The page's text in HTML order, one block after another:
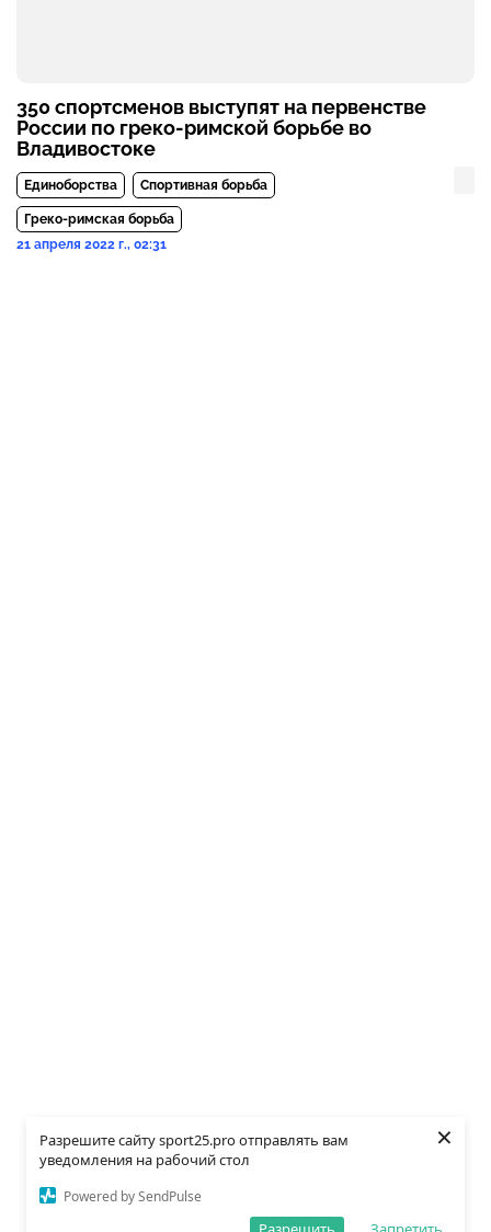
Разрешите сайту sport25.pro отправлять вам
уведомления на рабочий стол
Powered by SendPulse
×
350 спортсменов выступят на первенстве
России по греко-римской борьбе во
Владивостоке
Единоборства Спортивная борьба
Греко-римская борьба
21 апреля 2022 г., 02:31